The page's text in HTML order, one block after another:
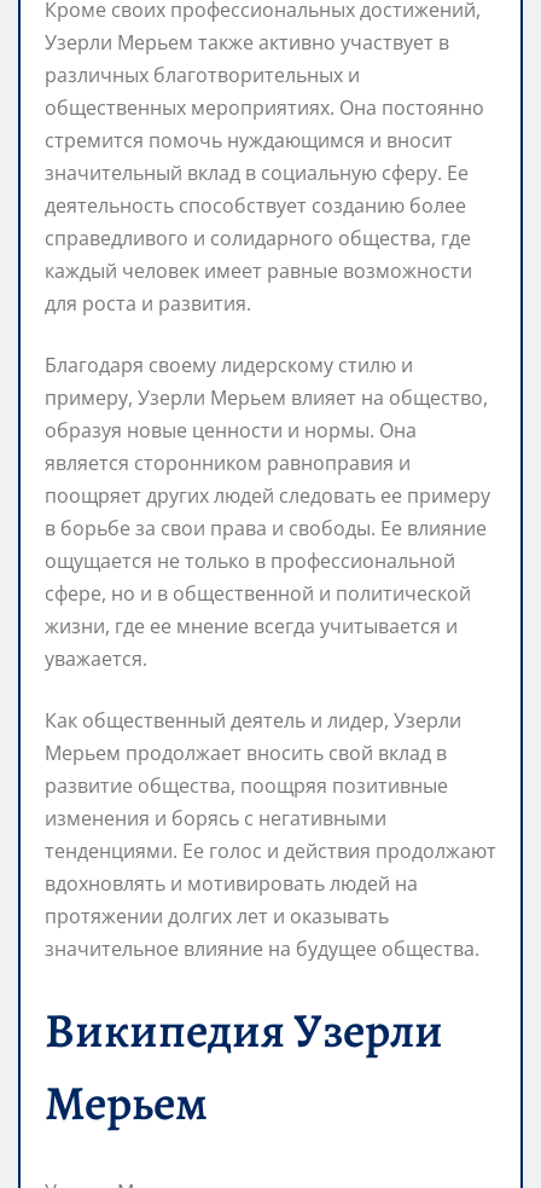
Кроме своих профессиональных достижений,
Узерли Мерьем также активно участвует в
различных благотворительных и
общественных мероприятиях. Она постоянно
стремится помочь нуждающимся и вносит
значительный вклад в социальную сферу. Ее
деятельность способствует созданию более
справедливого и солидарного общества, где
каждый человек имеет равные возможности
для роста и развития.
Благодаря своему лидерскому стилю и
примеру, Узерли Мерьем влияет на общество,
образуя новые ценности и нормы. Она
является сторонником равноправия и
поощряет других людей следовать ее примеру
в борьбе за свои права и свободы. Ее влияние
ощущается не только в профессиональной
сфере, но и в общественной и политической
жизни, где ее мнение всегда учитывается и
уважается.
Как общественный деятель и лидер, Узерли
Мерьем продолжает вносить свой вклад в
развитие общества, поощряя позитивные
изменения и борясь с негативными
тенденциями. Ее голос и действия продолжают
вдохновлять и мотивировать людей на
протяжении долгих лет и оказывать
значительное влияние на будущее общества.
Википедия Узерли
Мерьем